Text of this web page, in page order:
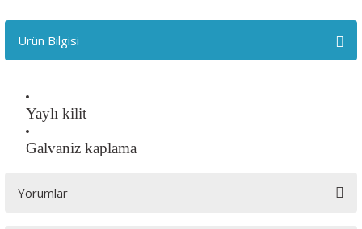
Ürün Bilgisi
Yaylı kilit
Galvaniz kaplama
Yorumlar